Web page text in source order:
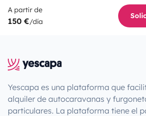
A partir de
150 €/día
Yescapa es una plataforma que
alquiler de autocaravanas y
particulares. La plataforma tiene el